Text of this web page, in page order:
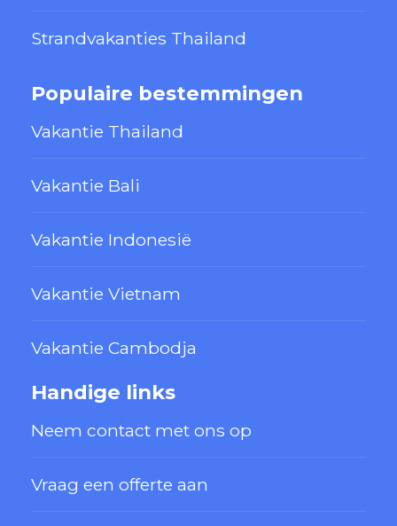
Strandvakanties Thailand
Populaire bestemmingen
Vakantie Thailand
Vakantie Bali
Vakantie Indonesië
Vakantie Vietnam
Vakantie Cambodja
Handige links
Neem contact met ons op
Vraag een offerte aan